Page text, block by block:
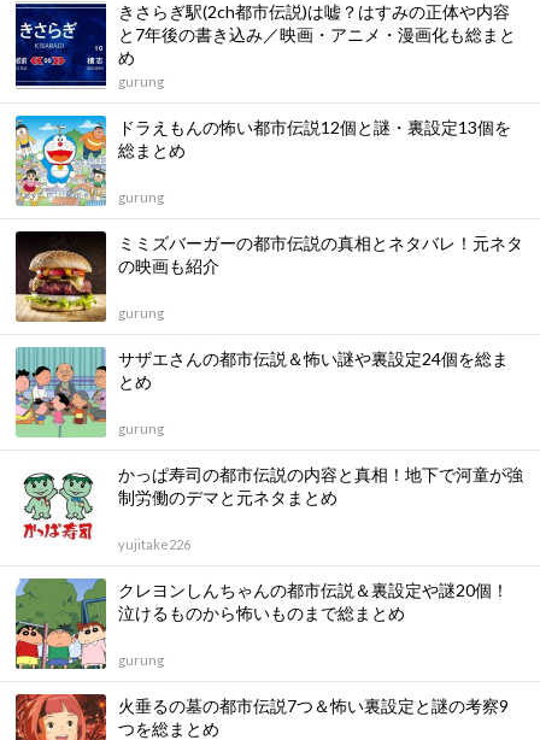
きさらぎ駅(2ch都市伝説)は嘘？はすみの正体や内容
と7年後の書き込み／映画・アニメ・漫画化も総まと
め
gurung
ドラえもんの怖い都市伝説12個と謎・裏設定13個を
総まとめ
gurung
ミミズバーガーの都市伝説の真相とネタバレ！元ネタ
の映画も紹介
gurung
サザエさんの都市伝説＆怖い謎や裏設定24個を総ま
とめ
gurung
かっぱ寿司の都市伝説の内容と真相！地下で河童が強
制労働のデマと元ネタまとめ
yujitake226
クレヨンしんちゃんの都市伝説＆裏設定や謎20個！
泣けるものから怖いものまで総まとめ
gurung
火垂るの墓の都市伝説7つ＆怖い裏設定と謎の考察9
つを総まとめ